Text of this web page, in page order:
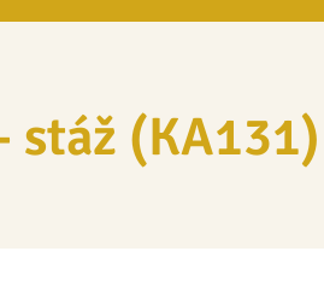
(KA131)